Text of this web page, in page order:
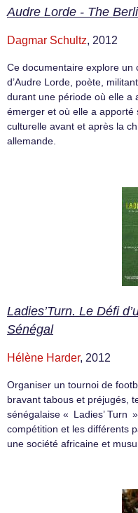
Audre Lorde - The
Dagmar Schultz, 2012
Ce documentaire explore un
d’Audre Lorde, poète,
durant une période où elle a
émerger et où elle a apporté
culturelle avant et après la
allemande.
Ladies’Turn. Le Défi
Sénégal
Hélène Harder, 2012
Organiser un tournoi de
bravant tabous et préjugés,
sénégalaise « Ladies’ Turn
compétition et les différents
une société africaine et